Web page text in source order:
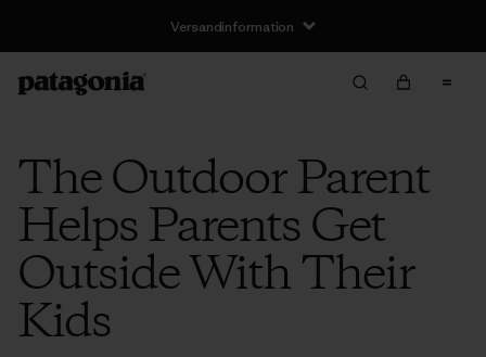
Versandinformation
The Outdoor Parent
Helps Parents Get
Outside With Their
Kids